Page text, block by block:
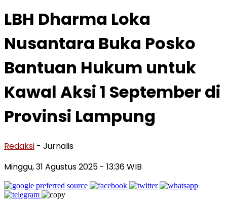
LBH Dharma Loka
Nusantara Buka Posko
Bantuan Hukum untuk
Kawal Aksi 1 September di
Provinsi Lampung
Redaksi - Jurnalis
Minggu, 31 Agustus 2025 - 13:36 WIB